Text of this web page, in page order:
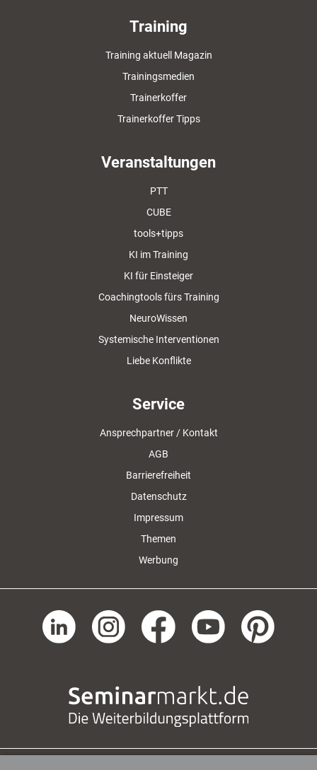
Training
Training aktuell Magazin
Trainingsmedien
Trainerkoffer
Trainerkoffer Tipps
Veranstaltungen
PTT
CUBE
tools+tipps
KI im Training
KI für Einsteiger
Coachingtools fürs Training
NeuroWissen
Systemische Interventionen
Liebe Konflikte
Service
Ansprechpartner / Kontakt
AGB
Barrierefreiheit
Datenschutz
Impressum
Themen
Werbung